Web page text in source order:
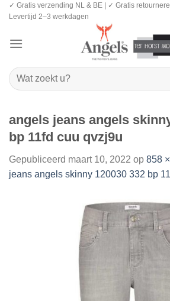
Ga
naar
✓ Gratis verzending NL & BE | ✓ Gratis
Levertijd 2–3 werkdagen
Zoeken
naar:
angels jeans angels
bp 11fd cuu qvzj9u
Gepubliceerd maart 10, 2022 op 858
jeans angels skinny 120030 332 bp